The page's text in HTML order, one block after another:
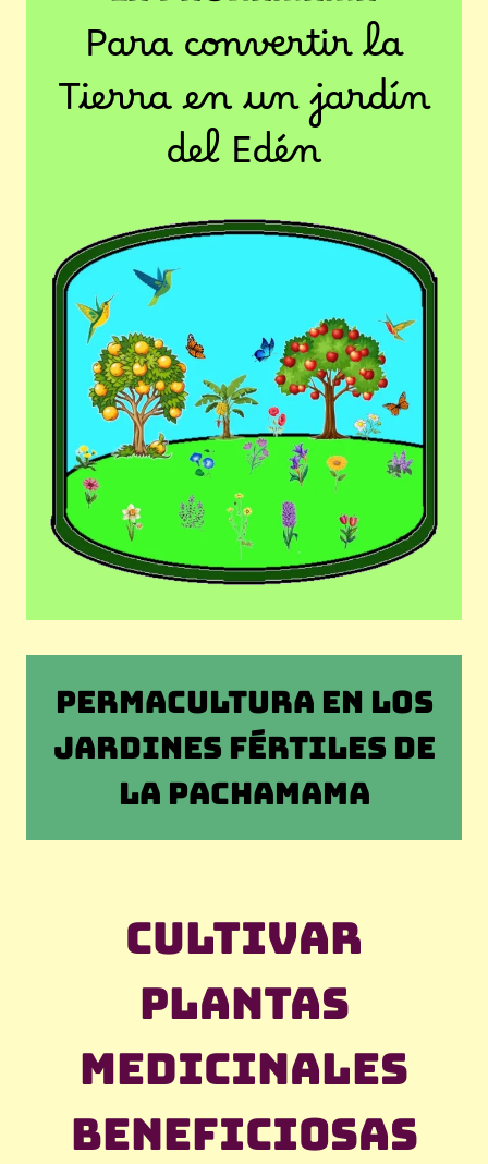
Para convertir la
Tierra en un jardín
del Edén
PERMACULTURA EN LOS
JARDINES FÉRTILES DE
LA PACHAMAMA
Cultivar
plantas
medicinales
beneficiosas